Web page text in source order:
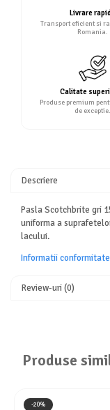
Livrare
Transport eficient si
Romania.
Calitate
Produse premium
de exceptie.
Descriere
Pasla Scotchbrite gri
uniforma a
lacului.
Informatii
Review-uri(0)
Produse
-20%